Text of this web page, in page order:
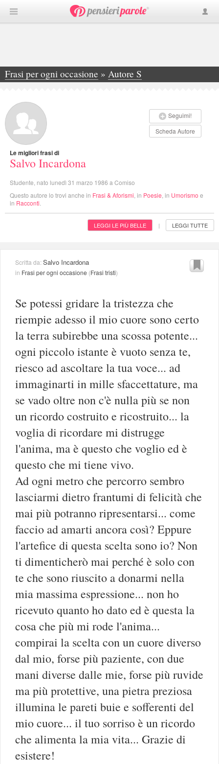
Frasi per ogni occasione » Autore S
»Salvo Incardona
Seguimi!
Scheda Autore
Le migliori frasi di
Salvo Incardona
Studente, nato lunedì 31 marzo 1986 a Comiso
Questo autore lo trovi anche in Frasi & Aforismi , in Poesie , in Umorismo e
in Racconti
LEGGI LE PIÙ BELLE | LEGGI TUTTE
Scritta da:Salvo Incardona
in Frasi per ogni occasione (Frasi tristi)
Se potessi gridare la tristezza che
riempie adesso il mio cuore sono certo
la terra subirebbe una scossa potente...
ogni piccolo istante è vuoto senza te,
riesco ad ascoltare la tua voce... ad
immaginarti in mille sfaccettature, ma
se vado oltre non c'è nulla più se non
un ricordo costruito e ricostruito... la
voglia di ricordare mi distrugge
l'anima, ma è questo che voglio ed è
questo che mi tiene vivo.
Ad ogni metro che percorro sembro
lasciarmi dietro frantumi di felicità che
mai più potranno ripresentarsi... come
faccio ad amarti ancora così? Eppure
l'artefice di questa scelta sono io? Non
ti dimenticherò mai perché è solo con
te che sono riuscito a donarmi nella
mia massima espressione... non ho
ricevuto quanto ho dato ed è questa la
cosa che più mi rode l'anima...
compirai la scelta con un cuore diverso
dal mio, forse più paziente, con due
mani diverse dalle mie, forse più ruvide
ma più protettive, una pietra preziosa
illumina le pareti buie e sofferenti del
mio cuore... il tuo sorriso è un ricordo
che alimenta la mia vita... Grazie di
esistere!